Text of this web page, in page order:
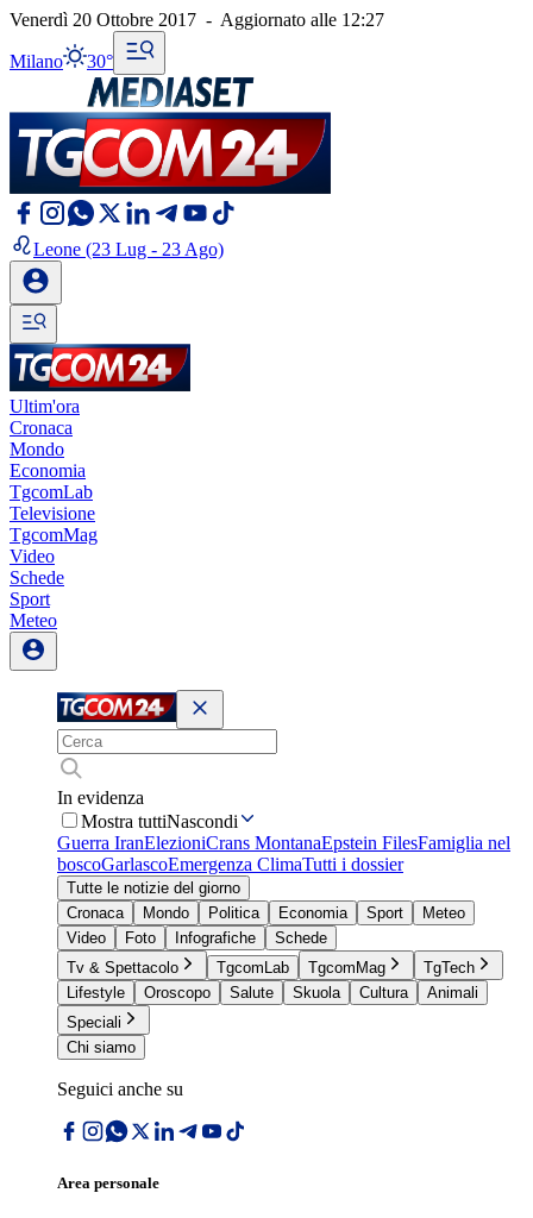
Venerdì 20 Ottobre 2017 - Aggiornato alle 12:27
Milano 30°
Leone (23 Lug - 23 Ago)
Ultim'ora
Cronaca
Mondo
Economia
TgcomLab
Televisione
TgcomMag
Video
Schede
Sport
Meteo
In evidenza
Mostra tuttiNascondi
Guerra IranElezioniCrans MontanaEpstein FilesFamiglia nel
boscoGarlascoEmergenza ClimaTutti i dossier
Tutte le notizie del giorno
Cronaca
Mondo Politica Economia Sport
Meteo
Video
Foto Infografiche
Schede
Tv & Spettacolo
TgcomLab TgcomMag
TgTech
Lifestyle
Oroscopo Salute Skuola Cultura
Animali
Speciali
Chi siamo
Seguici anche su
Area personale